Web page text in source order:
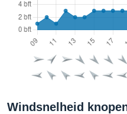
Windsnelheid